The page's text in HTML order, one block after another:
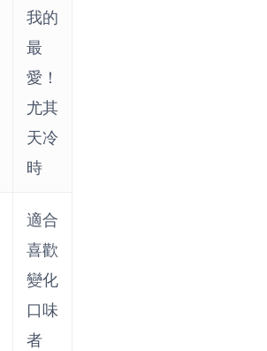
我的
最
愛！
尤其
天冷
時
適合
喜歡
變化
口味
者